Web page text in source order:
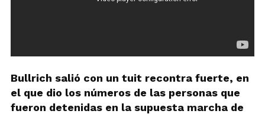
Bullrich salió con un tuit recontra fuerte, en
el que dio los números de las personas que
fueron detenidas en la supuesta marcha de